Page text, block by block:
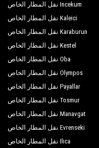
Incekum نقل المطار الخاص
Kaleici نقل المطار الخاص
Karaburun نقل المطار الخاص
Kestel نقل المطار الخاص
Oba نقل المطار الخاص
Olympos نقل المطار الخاص
Payallar نقل المطار الخاص
Tosmur نقل المطار الخاص
Manavgat نقل المطار الخاص
Evrenseki نقل المطار الخاص
Ilica نقل المطار الخاص